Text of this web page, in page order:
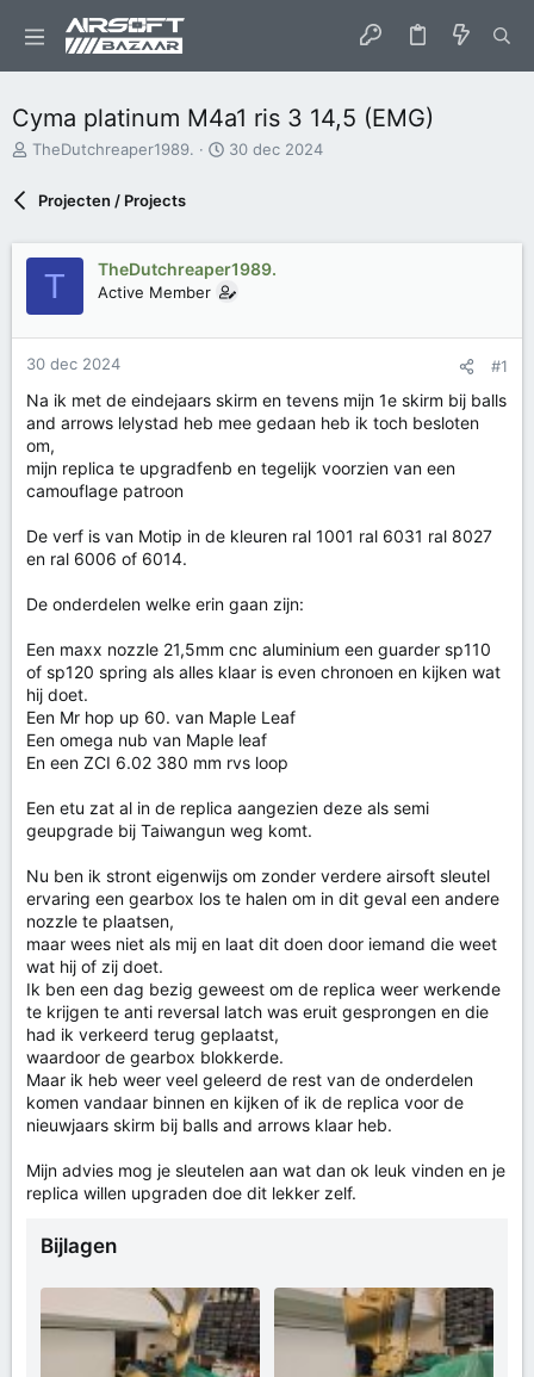
Cyma platinum M4a1 ris 3 14,5 (EMG)
O
d
e
w
p
s
t
r
t
e
r
TheDutchreaper1989.
S
a
t
m
30 dec 2024
Projecten / Projects
T TheDutchreaper1989.
Active Member
30 dec 2024 #1
Na ik met de eindejaars skirm en tevens mijn 1e skirm bij balls
and arrows lelystad heb mee gedaan heb ik toch besloten
om,
mijn replica te upgradfenb en tegelijk voorzien van een
camouflage patroon
De verf is van Motip in de kleuren ral 1001 ral 6031 ral 8027
en ral 6006 of 6014.
De onderdelen welke erin gaan zijn:
Een maxx nozzle 21,5mm cnc aluminium een guarder sp110
of sp120 spring als alles klaar is even chronoen en kijken wat
hij doet.
Een Mr hop up 60. van Maple Leaf
Een omega nub van Maple leaf
En een ZCI 6.02 380 mm rvs loop
Een etu zat al in de replica aangezien deze als semi
geupgrade bij Taiwangun weg komt.
Nu ben ik stront eigenwijs om zonder verdere airsoft sleutel
ervaring een gearbox los te halen om in dit geval een andere
nozzle te plaatsen,
maar wees niet als mij en laat dit doen door iemand die weet
wat hij of zij doet.
Ik ben een dag bezig geweest om de replica weer werkende
te krijgen te anti reversal latch was eruit gesprongen en die
had ik verkeerd terug geplaatst,
waardoor de gearbox blokkerde.
Maar ik heb weer veel geleerd de rest van de onderdelen
komen vandaar binnen en kijken of ik de replica voor de
nieuwjaars skirm bij balls and arrows klaar heb.
Mijn advies mog je sleutelen aan wat dan ok leuk vinden en je
replica willen upgraden doe dit lekker zelf.
Bijlagen